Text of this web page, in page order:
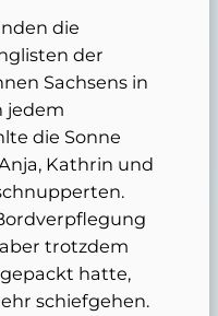
die
der
Sachsens in
jedem
die Sonne
Kathrin und
trotzdem
hatte,
schiefgehen.